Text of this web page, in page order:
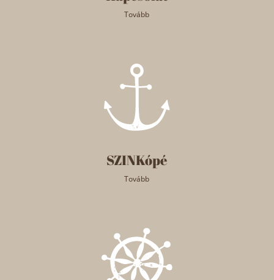
Tovább
SZINKópé
Tovább